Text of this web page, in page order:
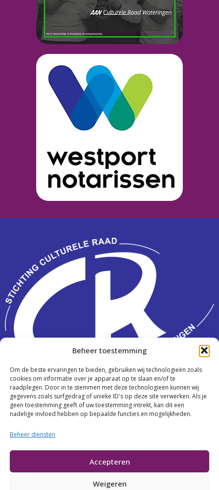
Beheer toestemming
Om de beste ervaringen te bieden, gebruiken wij technologieën zoals
cookies om informatie over je apparaat op te slaan en/of te
raadplegen. Door in te stemmen met deze technologieën kunnen wij
gegevens zoals surfgedrag of unieke ID's op deze site verwerken. Als je
geen toestemming geeft of uw toestemming intrekt, kan dit een
nadelige invloed hebben op bepaalde functies en mogelijkheden.
Beheer diensten
Accepteren
Weigeren
Activiteiten
Over ons
Contact